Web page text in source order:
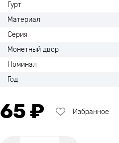
Гурт
Материал
Серия
Монетный двор
Номинал
Год
65 ₽ Избранное